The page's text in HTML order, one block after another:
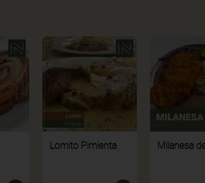
Lomito Pimienta Milanesa